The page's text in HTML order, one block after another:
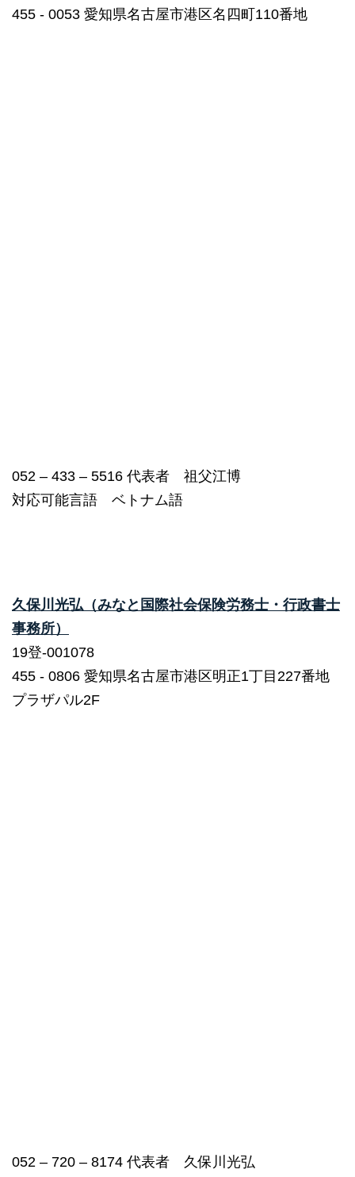
455 ‐ 0053 愛知県名古屋市港区名四町110番地
052 – 433 – 5516 代表者 祖父江博
対応可能言語 ベトナム語
久保川光弘（みなと国際社会保険労務士・行政書士
事務所）
19登-001078
455 ‐ 0806 愛知県名古屋市港区明正1丁目227番地
プラザパル2F
052 – 720 – 8174 代表者 久保川光弘